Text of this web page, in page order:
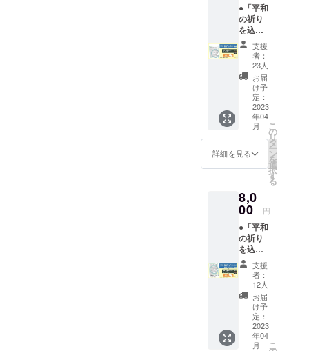
●「平和
の祈り
を込め
たメッ
セー
ジ」企
画頁に
お名
前、出
身を掲
載（英
訳付
き）。
●G7広
島サ
ミット
ブック
（164頁
予定）1
冊にお
礼状を
添えて
お届け
いたし
ます。
※掲載す
るお名
前、フ
リガ
ナ、出
支援
者：
23人
お届
け予
定：
2023
年04
月
詳細を見る
こ
の
リ
タ
ー
ン
を
選
択
す
る
8,0
00 円
●「平和
の祈り
を込め
たメッ
セー
ジ」企
画頁
に、平
和の
メッ
セージ
（30文
支援
者：
12人
お届
け予
定：
2023
年04
月
こ